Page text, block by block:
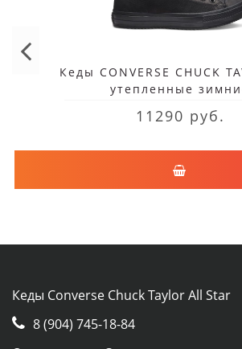
Кеды CONVERSE CHUCK
утепленные
11290 руб.
Кеды Converse Chuck Taylor All Star
8 (904) 745-18-84